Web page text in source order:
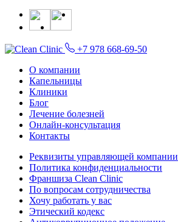
+7 978 668-69-50
О компании
Капельницы
Клиники
Блог
Лечение болезней
Онлайн-консультация
Контакты
Реквизиты управляющей компании
Политика конфиденциальности
Франшиза Clean Clinic
По вопросам сотрудничества
Хочу работать у вас
Этический кодекс